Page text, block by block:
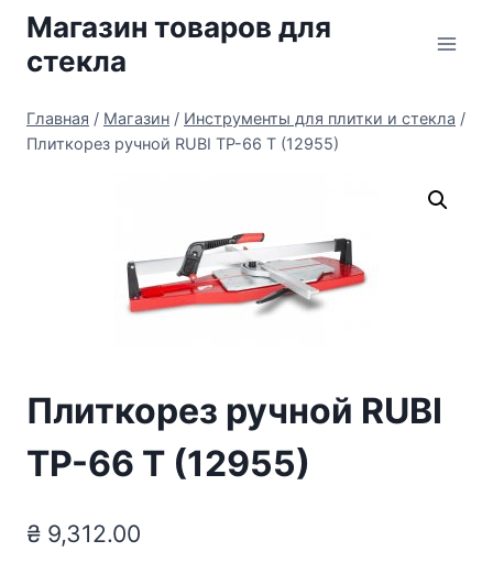
Перейти
содержимому
Магазин товаров для
стекла
Главная / Магазин / Инструменты для плитки и стекла /
Плиткорез ручной RUBI TP-66 T (12955)
Плиткорез ручной RUBI
TP-66 T (12955)
₴ 9,312.00